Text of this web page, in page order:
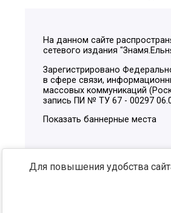
На данном сайте
сетевого издания
Зарегистрировано
в сфере связи,
массовых коммуникаций
запись ПИ № ТУ 67 - 00297
Показать баннерные места
Для повышения удобства